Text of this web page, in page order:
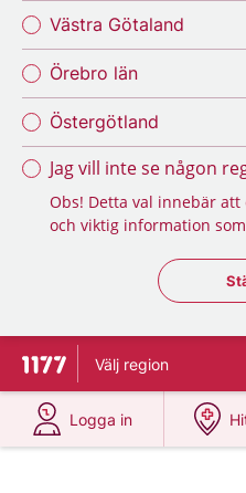
Västra Götaland
Örebro län
Östergötland
Jag vill inte se någon
Obs! Detta val innebär
och viktig information
Till startsidan för 1177
Välj region
Logga in
på 1177.se